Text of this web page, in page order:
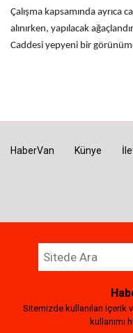
Çalışma kapsamında ayrıca
alınırken, yapılacak
Caddesi yepyeni bir
HaberVan Künye
Sitemizde kullanılan içerik
kullanımı